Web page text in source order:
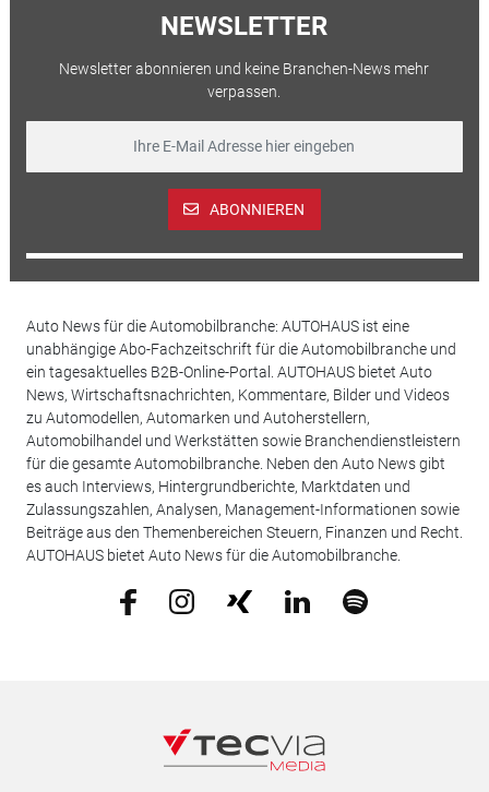
NEWSLETTER
Newsletter abonnieren und keine Branchen-News mehr
verpassen.
ABONNIEREN
Auto News für die Automobilbranche: AUTOHAUS ist eine
unabhängige Abo-Fachzeitschrift für die Automobilbranche und
ein tagesaktuelles B2B-Online-Portal. AUTOHAUS bietet Auto
News, Wirtschaftsnachrichten, Kommentare, Bilder und Videos
zu Automodellen, Automarken und Autoherstellern,
Automobilhandel und Werkstätten sowie Branchendienstleistern
für die gesamte Automobilbranche. Neben den Auto News gibt
es auch Interviews, Hintergrundberichte, Marktdaten und
Zulassungszahlen, Analysen, Management-Informationen sowie
Beiträge aus den Themenbereichen Steuern, Finanzen und Recht.
AUTOHAUS bietet Auto News für die Automobilbranche.